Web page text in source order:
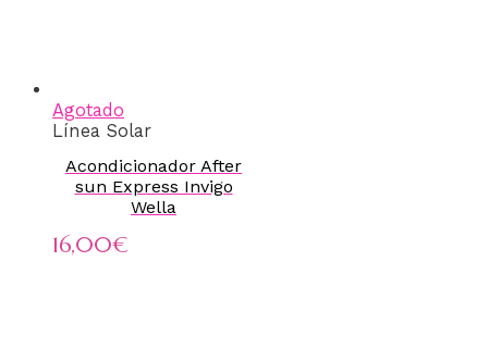
Agotado
Línea Solar
Acondicionador After
sun Express Invigo
Wella
16,00€